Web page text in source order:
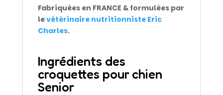
Fabriquées en FRANCE & formulées par
levétérinaire nutritionniste Eric
Charles.
Ingrédients des
croquettes pour chien
Senior